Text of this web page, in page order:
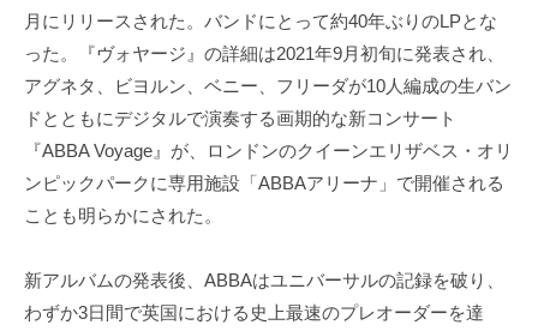
月にリリースされた。バンドにとって約40年ぶりのLPとな
った。『ヴォヤージ』の詳細は2021年9月初旬に発表され、
アグネタ、ビヨルン、ベニー、フリーダが10人編成の生バン
ドとともにデジタルで演奏する画期的な新コンサート
『ABBA Voyage』が、ロンドンのクイーンエリザベス・オリ
ンピックパークに専用施設「ABBAアリーナ」で開催される
ことも明らかにされた。
新アルバムの発表後、ABBAはユニバーサルの記録を破り、
わずか3日間で英国における史上最速のプレオーダーを達